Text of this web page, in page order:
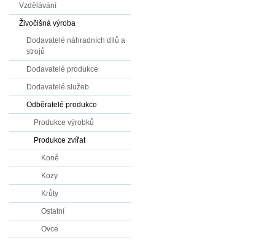
Vzdělávání
Živočišná výroba
Dodavatelé náhradních dílů a
strojů
Dodavatelé produkce
Dodavatelé služeb
Odběratelé produkce
Produkce výrobků
Produkce zvířat
Koně
Kozy
Krůty
Ostatní
Ovce